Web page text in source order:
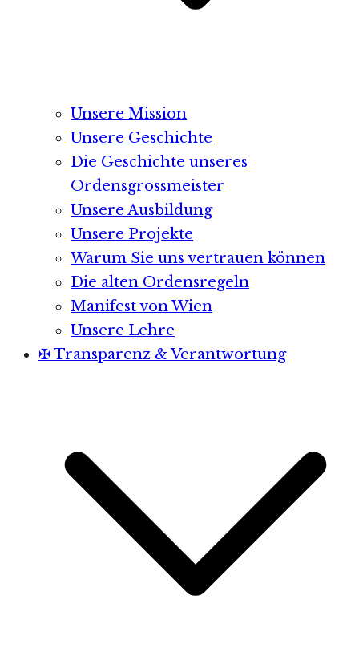
Unsere Mission
Unsere Geschichte
Die Geschichte unseres
Ordensgrossmeister
Unsere Ausbildung
Unsere Projekte
Warum Sie uns vertrauen können
Die alten Ordensregeln
Manifest von Wien
Unsere Lehre
✠ Transparenz & Verantwortung